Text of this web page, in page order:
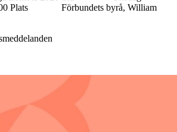
Plats Förbundets byrå, William